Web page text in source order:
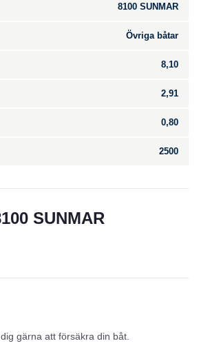
8100 SUNMAR
Övriga båtar
8,10
2,91
0,80
2500
SUNMAR
gärna att försäkra din båt.